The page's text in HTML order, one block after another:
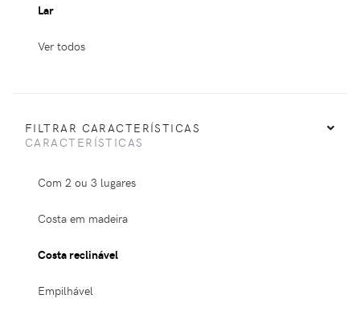
Lar
Ver todos
FILTRAR CARACTERÍSTICAS
CARACTERÍSTICAS
Com 2 ou 3 lugares
Costa em madeira
Costa reclinável
Empilhável